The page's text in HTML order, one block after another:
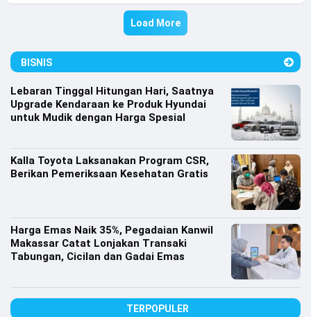
Load More
BISNIS
Lebaran Tinggal Hitungan Hari, Saatnya
Upgrade Kendaraan ke Produk Hyundai
untuk Mudik dengan Harga Spesial
Kalla Toyota Laksanakan Program CSR,
Berikan Pemeriksaan Kesehatan Gratis
Harga Emas Naik 35%, Pegadaian Kanwil
Makassar Catat Lonjakan Transaki
Tabungan, Cicilan dan Gadai Emas
TERPOPULER